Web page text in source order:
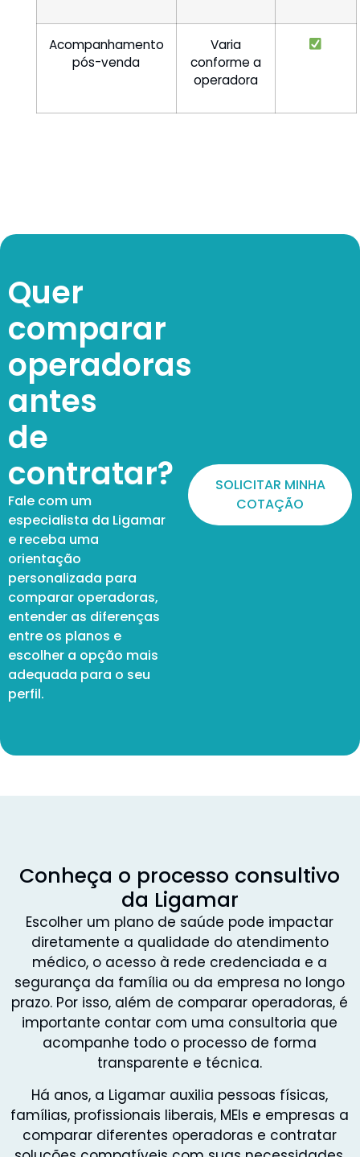
Acompanhamento
pós-venda
Varia
conforme a
operadora
Quer
comparar
operadoras
antes
de
contratar?
Fale com um
especialista da Ligamar
e receba uma
orientação
personalizada para
comparar operadoras,
entender as diferenças
entre os planos e
escolher a opção mais
adequada para o seu
perfil.
SOLICITAR MINHA
COTAÇÃO
Conheça o processo consultivo
da Ligamar
Escolher um plano de saúde pode impactar
diretamente a qualidade do atendimento
médico, o acesso à rede credenciada e a
segurança da família ou da empresa no longo
prazo. Por isso, além de comparar operadoras, é
importante contar com uma consultoria que
acompanhe todo o processo de forma
transparente e técnica.
Há anos, a Ligamar auxilia pessoas físicas,
famílias, profissionais liberais, MEIs e empresas a
comparar diferentes operadoras e contratar